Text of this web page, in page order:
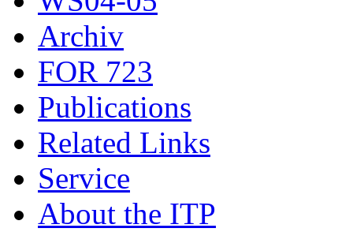
Archiv
FOR 723
Publications
Related Links
Service
About the ITP